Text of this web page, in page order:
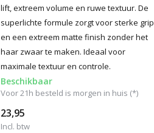
lift, extreem volume en ruwe textuur. De
superlichte formule zorgt voor sterke grip
en een extreem matte finish zonder het
haar zwaar te maken. Ideaal voor
maximale textuur en controle.
Beschikbaar
Voor 21h besteld is morgen in huis (*)
23,95
Incl. btw